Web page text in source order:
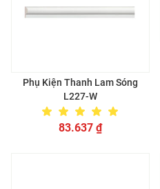
Phụ Kiện Thanh Lam Sóng
L227-W
83.637 ₫